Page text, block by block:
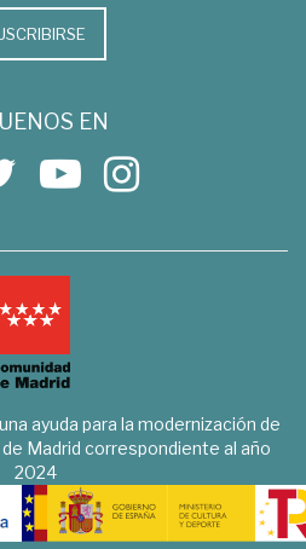
EN
ayuda para la modernización de
Madrid correspondiente al año
2024